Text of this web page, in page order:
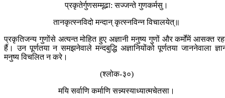
प्रकृतेर्गुणसम्मूढा: सज्जन्ते गुणकर्मसु।
तानकृत्स्नविदो मन्दान् कृत्स्नविन्न विचालयेत्॥
प्रकृतिजन्य गुणोंसे अत्यन्त मोहित हुए अज्ञानी मनुष्य गुणों और कर्मोंमें आसक्त
हैं। उन पूर्णतया न समझनेवाले मन्दबुद्धि अज्ञानियोंको पूर्णतया जाननेवाला
मनुष्य विचलित न करे।
(श्लोक-३०)
मयि सर्वाणि कर्माणि सन्न्यस्याध्यात्मचेतसा।